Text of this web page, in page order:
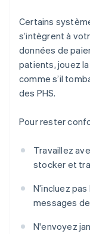
Certains
s’intègrent à
données de
patients, jouez
comme s’il
des PHS.
Pour rester
Travaillez
stocker et
N’incluez
messages
N'envoyez